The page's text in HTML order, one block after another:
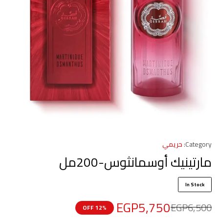
Category: حريمي
مارتينيك أوسمانثوس-200مل
In Stock
EGP6,500
EGP5,750
12% OFF